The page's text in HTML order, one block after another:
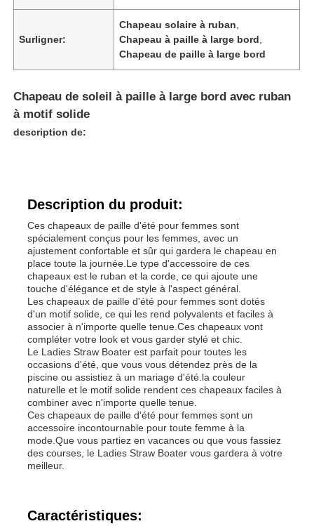
Surligner:
Chapeau solaire à ruban
Chapeau à paille à large bord
Chapeau de paille à large bord
Chapeau de soleil à paille à large bord avec ruban
à motif solide
description de:
Description du produit:
Ces chapeaux de paille d'été pour femmes sont
spécialement conçus pour les femmes, avec un
ajustement confortable et sûr qui gardera le chapeau en
place toute la journée.Le type d'accessoire de ces
chapeaux est le ruban et la corde, ce qui ajoute une
touche d'élégance et de style à l'aspect général.
Les chapeaux de paille d'été pour femmes sont dotés
d'un motif solide, ce qui les rend polyvalents et faciles à
associer à n'importe quelle tenue.Ces chapeaux vont
compléter votre look et vous garder stylé et chic.
Le Ladies Straw Boater est parfait pour toutes les
occasions d'été, que vous vous détendez près de la
piscine ou assistiez à un mariage d'été.la couleur
naturelle et le motif solide rendent ces chapeaux faciles à
combiner avec n'importe quelle tenue.
Ces chapeaux de paille d'été pour femmes sont un
accessoire incontournable pour toute femme à la
mode.Que vous partiez en vacances ou que vous fassiez
des courses, le Ladies Straw Boater vous gardera à votre
meilleur.
Caractéristiques: